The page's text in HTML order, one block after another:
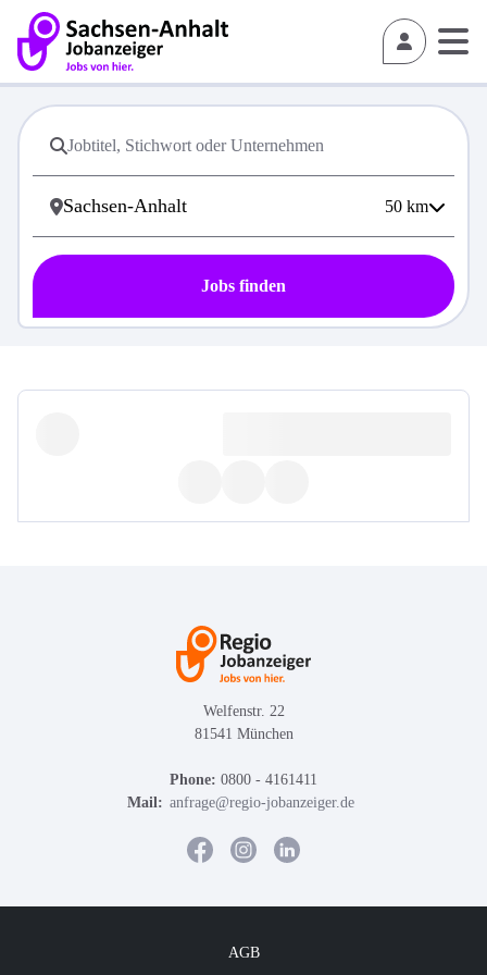
50 km
Jobs finden
Welfenstr. 22
81541 München
Phone: 0800 - 4161411
Mail: anfrage@regio-jobanzeiger.de
AGB